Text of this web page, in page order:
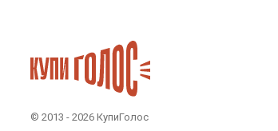
© 2013 - 2026 КупиГолос